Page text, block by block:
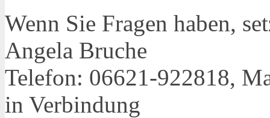
Wenn Sie Fragen haben,
Angela Bruche
Telefon: 06621-922818,
in Verbindung